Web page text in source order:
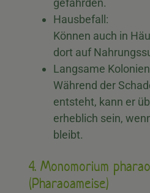
Hausbefall:
Können auch in
dort auf
Langsame
Während der
entsteht, kann er
erheblich sein,
bleibt.
4. Monomorium
(Pharaoameise)